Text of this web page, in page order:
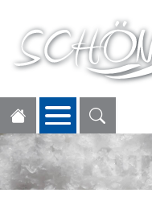
Navigation öffnen